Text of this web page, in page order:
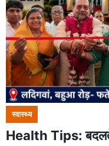
स्वास्थ्य
Health Tips: बदलते